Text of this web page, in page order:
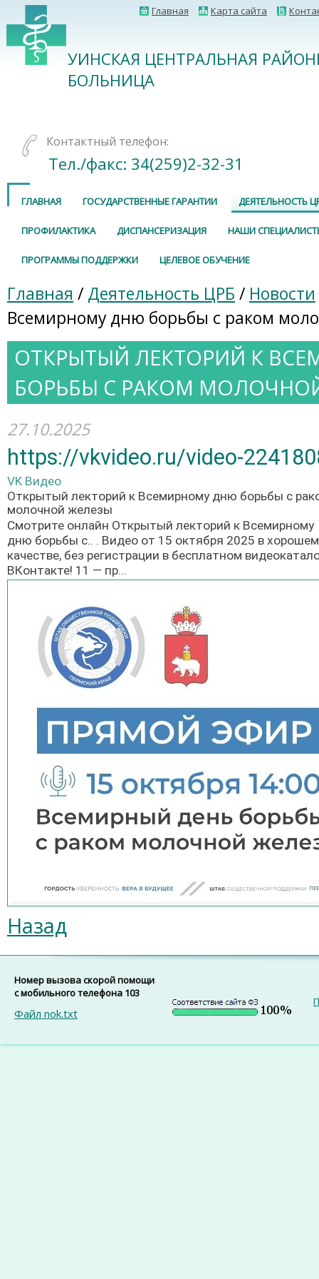
Главная Карта сайта
УИНСКАЯ ЦЕНТРАЛЬНАЯ
БОЛЬНИЦА
Контактный телефон:
Тел./факс: 34(259)2-32-31
ГЛАВНАЯ ГОСУДАРСТВЕННЫЕ ГАРАНТИИ ДЕЯТЕЛЬНОСТЬ
ПРОФИЛАКТИКА ДИСПАНСЕРИЗАЦИЯ НАШИ
ПРОГРАММЫ ПОДДЕРЖКИ ЦЕЛЕВОЕ ОБУЧЕНИЕ
Главная / Деятельность ЦРБ / Новости
Всемирному дню борьбы с раком
ОТКРЫТЫЙ ЛЕКТОРИЙ К
БОРЬБЫ С РАКОМ
27.10.2025
https://vkvideo.ru/video-
VK Видео
Открытый лекторий к Всемирному дню борьбы с
молочной железы
Смотрите онлайн Открытый лекторий к Всемирному
дню борьбы с.. . Видео от 15 октября 2025 в хорошем
качестве, без регистрации в бесплатном
ВКонтакте! 11 — пр...
Назад
Номер вызова скорой помощи
с мобильного телефона 103
Файл nok.txt